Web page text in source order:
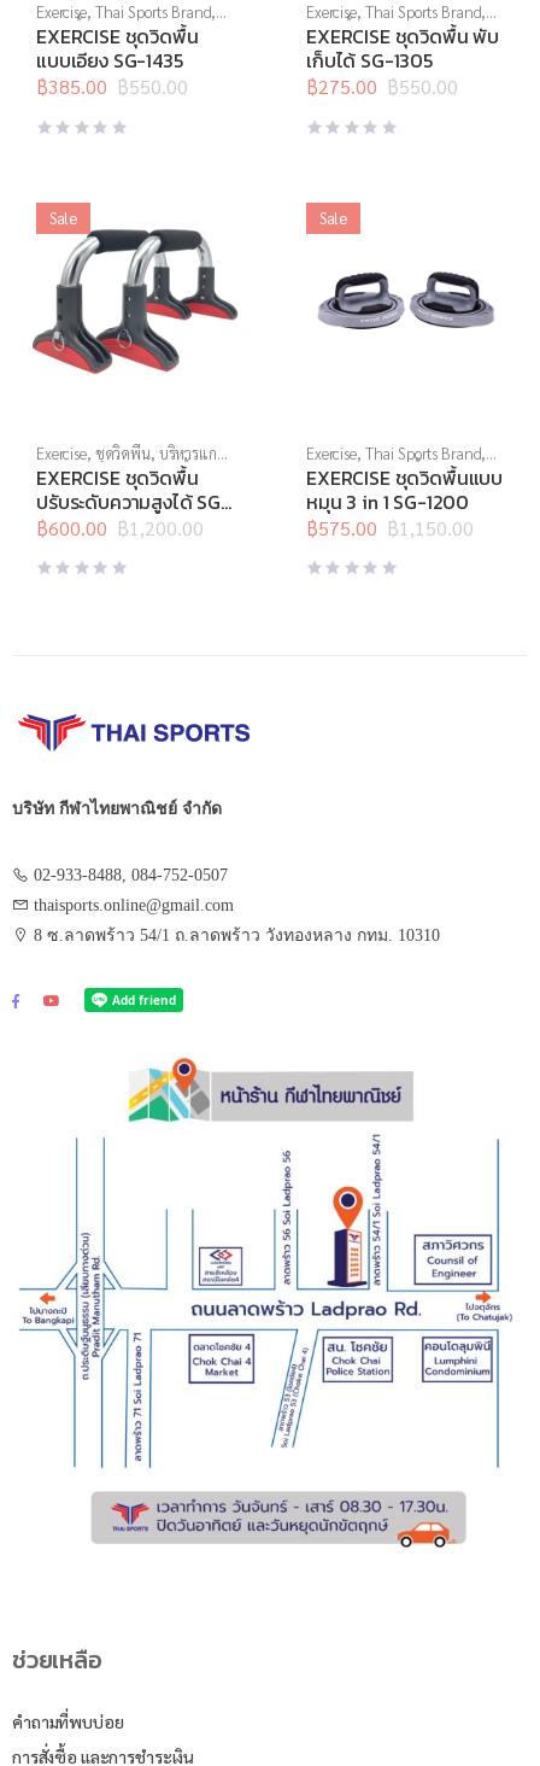
Exercise, Thai Sports Brand,
ชุดวิดพื้น,บริหารแกนกลางลำ
ตัว,สร้างกล้ามเนื้อ,สินค้าล็อต
สุดท้าย,อุปกรณ์บริหารกาย
EXERCISE ชุดวิดพื้น
แบบเอียง SG-1435
฿550.00
Original
price
was:
฿385.00
Current
price
is:
Exercise, Thai Sports Brand,
ชุดวิดพื้น,บริหารแกนกลางลำ
ตัว,สร้างกล้ามเนื้อ,สินค้าล็อต
สุดท้าย, อุปกรณ์บริหารกาย
EXERCISE ชุดวิดพื้น พับ
เก็บได้ SG-1305
฿550.00
Original
price
was:
฿275.00
Current
price
is:
Sale
Exercise, ชุดวิดพื้น, บริหารแกน
กลางลำตัว,สร้างกล้ามเนื้อ,
ค้าล็อตสุดท้าย ,อุปกรณ์บริหาร
กาย
EXERCISE ชุดวิดพื้น
ปรับระดับความสูงได้ SG-
1306
฿1,200.00
Original
price
was:
฿600.00
Current
price
is:
Sale
Exercise, Thai Sports Brand,
จานทวิสต์,ชุดวิดพื้น,บริหาร
แกนกลางลำตัว,สร้างกล้ามเนื้อ,
สินค้าล็อตสุดท้าย,อุปกรณ์
บริหารกาย
EXERCISE ชุดวิดพื้นแบบ
หมุน 3 in 1 SG-1200
฿1,150.00
Original
price
was:
฿575.00
Current
price
is:
บริษัท กีฬาไทยพาณิชย์ จำกัด
02-933-8488, 084-752-0507
thaisports.online@gmail.com
8 ซ.ลาดพร้าว 54/1 ถ.ลาดพร้าว วังทองหลาง กทม. 10310
ช่วยเหลือ
คำถามที่พบบ่อย
การสั่งซื้อ และการชำระเงิน